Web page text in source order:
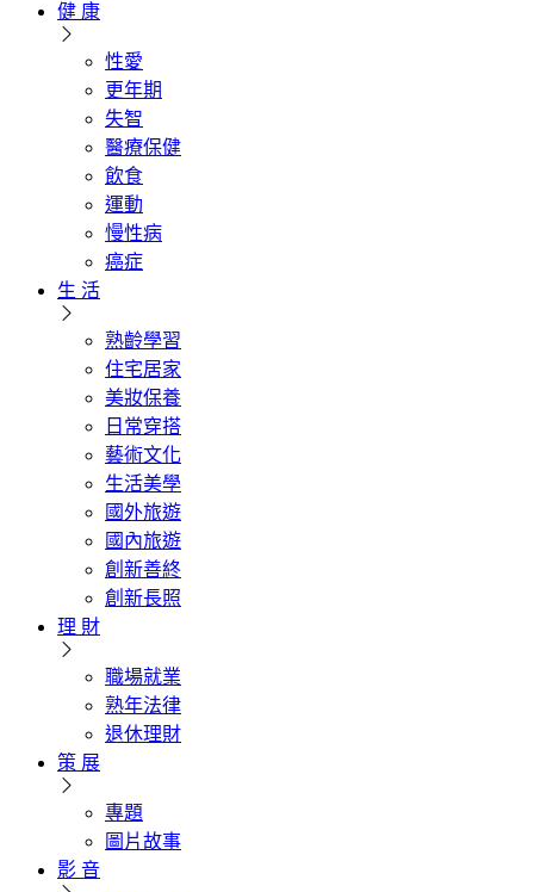
健 康
性愛
更年期
失智
醫療保健
飲食
運動
慢性病
癌症
生 活
熟齡學習
住宅居家
美妝保養
日常穿搭
藝術文化
生活美學
國外旅遊
國內旅遊
創新善終
創新長照
理 財
職場就業
熟年法律
退休理財
策 展
專題
圖片故事
影 音